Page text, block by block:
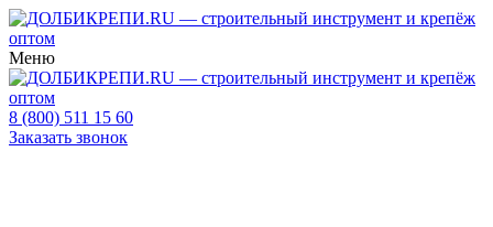
Меню
8 (800) 511 15 60
Заказать звонок